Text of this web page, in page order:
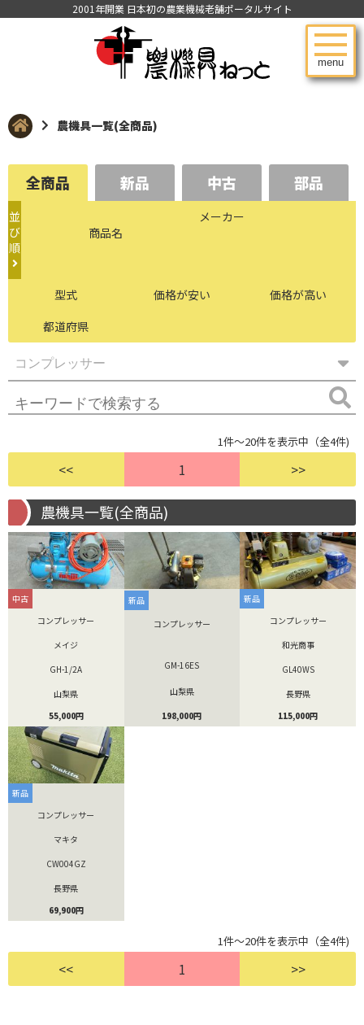
menu
2001年開業 日本初の農業機械老舗ポータルサイト
農機具一覧(全商品)
全商品 新品 中古 部品
並
び
順
商品名
メーカー
型式 価格が安い
価格が高い
都道府県
1件～20件を表示中（全4件)
<< 1 >>
農機具一覧(全商品)
中古
コンプレッサー
メイジ
GH-1/2A
山梨県
55,000円
新品
コンプレッサー
GM-16ES
山梨県
198,000円
新品
コンプレッサー
和光商事
GL40WS
長野県
115,000円
新品
コンプレッサー
マキタ
CW004GZ
長野県
69,900円
1件～20件を表示中（全4件)
<< 1 >>